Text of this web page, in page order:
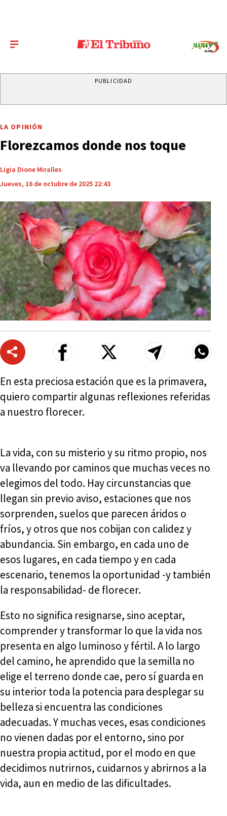
PUBLICIDAD
LA OPINIÓN
Florezcamos donde nos toque
Ligia Dione Miralles
Jueves, 16 de octubre de 2025 22:43
En esta preciosa estación que es la primavera,
quiero compartir algunas reflexiones referidas
a nuestro florecer.
La vida, con su misterio y su ritmo propio, nos
va llevando por caminos que muchas veces no
elegimos del todo. Hay circunstancias que
llegan sin previo aviso, estaciones que nos
sorprenden, suelos que parecen áridos o
fríos, y otros que nos cobijan con calidez y
abundancia. Sin embargo, en cada uno de
esos lugares, en cada tiempo y en cada
escenario, tenemos la oportunidad -y también
la responsabilidad- de florecer.
Esto no significa resignarse, sino aceptar,
comprender y transformar lo que la vida nos
presenta en algo luminoso y fértil. A lo largo
del camino, he aprendido que la semilla no
elige el terreno donde cae, pero sí guarda en
su interior toda la potencia para desplegar su
belleza si encuentra las condiciones
adecuadas. Y muchas veces, esas condiciones
no vienen dadas por el entorno, sino por
nuestra propia actitud, por el modo en que
decidimos nutrirnos, cuidarnos y abrirnos a la
vida, aun en medio de las dificultades.